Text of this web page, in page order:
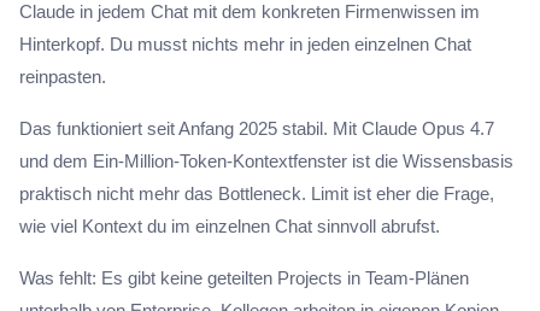
Claude in jedem Chat mit dem konkreten Firmenwissen im
Hinterkopf. Du musst nichts mehr in jeden einzelnen Chat
reinpasten.
Das funktioniert seit Anfang 2025 stabil. Mit Claude Opus 4.7
und dem Ein-Million-Token-Kontextfenster ist die Wissensbasis
praktisch nicht mehr das Bottleneck. Limit ist eher die Frage,
wie viel Kontext du im einzelnen Chat sinnvoll abrufst.
Was fehlt: Es gibt keine geteilten Projects in Team-Plänen